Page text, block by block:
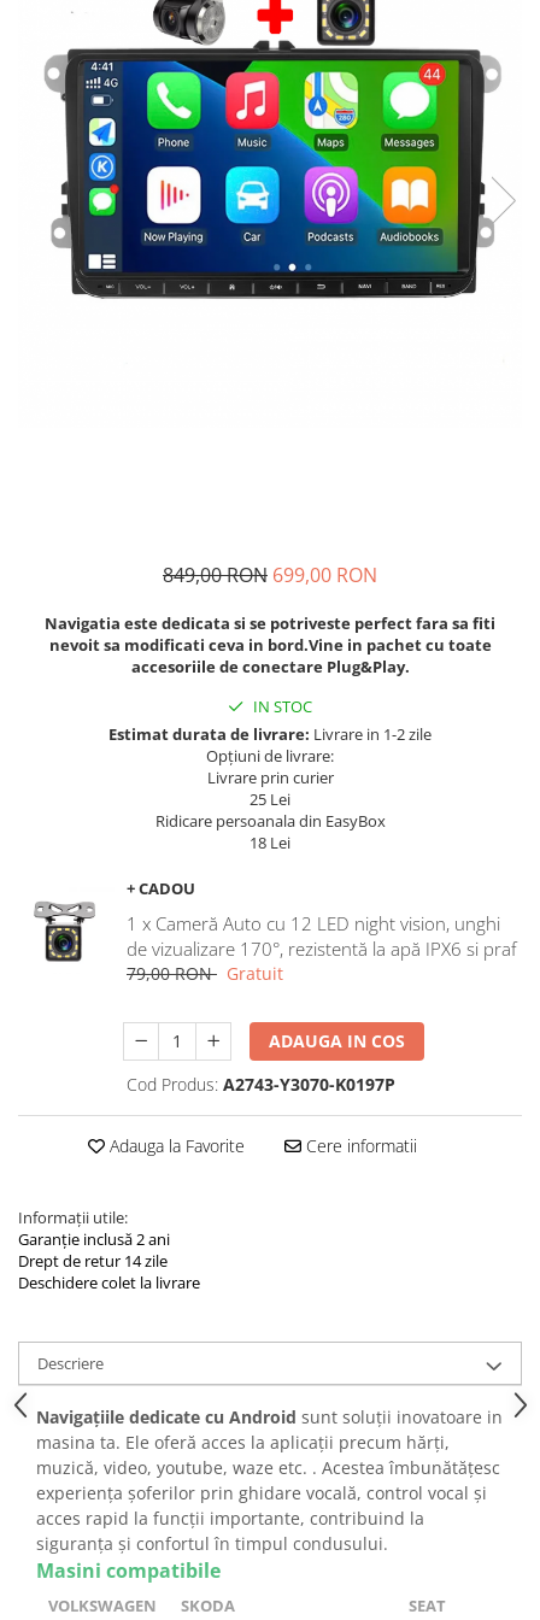
Navigatii Fiat
Navigatii Nissan
Navigatii Citroen
Navigatii Suzuki
Navigatii Mitsubishi
Navigatii Volvo
Navigatii KIA
Navigatii Renault
Navigatii Iveco
Navigatii Chrysler
849,00 RON 699,00 RON
Navigatia este dedicata si se potriveste perfect fara sa fiti
nevoit sa modificati ceva in bord.Vine in pachet cu toate
accesoriile de conectare Plug&Play.
IN STOC
Estimat durata de livrare: Livrare in 1-2 zile
Opțiuni de livrare:
Livrare prin curier
25 Lei
Ridicare persoanala din EasyBox
18 Lei
+ CADOU
1 x Cameră Auto cu 12 LED night vision, unghi
de vizualizare 170°, rezistentă la apă IPX6 si praf
79,00 RON Gratuit
ADAUGA IN COS
Cod Produs: A2743-Y3070-K0197P
Adauga la Favorite Cere informatii
Informații utile:
Garanție inclusă 2 ani
Drept de retur 14 zile
Deschidere colet la livrare
Descriere
Navigațiile dedicate cu Android sunt soluții inovatoare in
masina ta. Ele oferă acces la aplicații precum hărți,
muzică, video, youtube, waze etc. . Acestea îmbunătățesc
experiența șoferilor prin ghidare vocală, control vocal și
acces rapid la funcții importante, contribuind la
siguranța și confortul în timpul condusului.
Masini compatibile
VOLKSWAGEN SKODA
SEAT